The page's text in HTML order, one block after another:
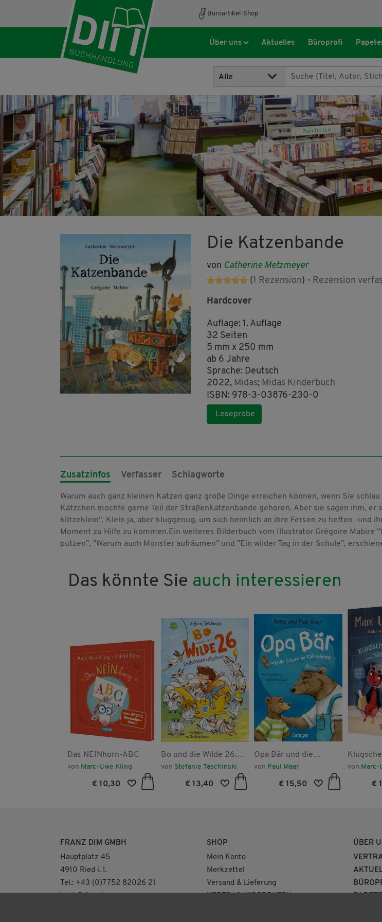
Büroartikel-Shop
Über uns Aktuelles Büroprofi
Die Katzenbande
von Catherine Metzmeyer
(1 Rezension) - Rezension
Hardcover
Auflage: 1. Auflage
32 Seiten
5 mm x 250 mm
ab 6 Jahre
Sprache: Deutsch
2022, Midas; Midas Kinderbuch
ISBN: 978-3-03876-230-0
Leseprobe
Zusatzinfos Verfasser Schlagworte
Warum auch ganz kleinen Katzen ganz große Dinge erreichen können, wenn Sie
Kätzchen möchte gerne Teil der Straßenkatzenbande gehören. Aber sie sagen ihm, er
klitzeklein". Klein ja, aber kluggenug, um sich heimlich an ihre Fersen zu heften -und
Moment zu Hilfe zu kommen.Ein weiteres Bilderbuch vom Illustrator Grégoire Mabire
putzen", "Warum auch Monster aufräumen" und "Ein wilder Tag in der Schule",
Das könnte Sie auch interessieren
Das NEINhorn-ABC
von Marc-Uwe Kling
€ 10,30
Bo und die Wilde 26.
Ein Buchstaben-
von Stefanie Taschinski
€ 13,40
Opa Bär und die
Schuhe im Kühlschrank
von Paul Maar
€ 15,50
von Marc-
€
FRANZ DIM GMBH
Hauptplatz 45
4910 Ried i. I.
Tel.: +43 (0)7752 82026 21
SHOP
Mein Konto
Merkzettel
Versand & Lieferung
ÜBER